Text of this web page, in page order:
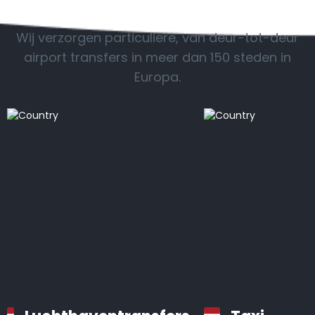
Wij verzorgen particuliere, van deur-tot-deur
airport transfers in meer dan 150 steden in
Europa.